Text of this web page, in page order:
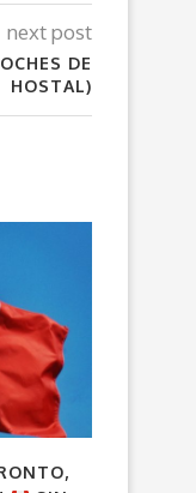
next post
DE
HOSTAL)